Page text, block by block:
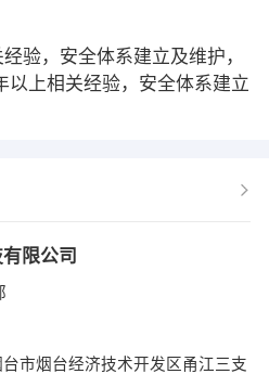
验，安全体系建立及维护，
以上相关经验，安全体系建立
限公司
市烟台经济技术开发区甬江三支